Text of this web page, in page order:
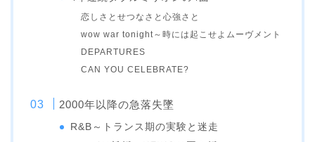
恋しさとせつなさと心強さと
wow war tonight～時には起こせよムーヴメント
DEPARTURES
CAN YOU CELEBRATE?
2000年以降の急落失墜
R&B～トランス期の実験と迷走